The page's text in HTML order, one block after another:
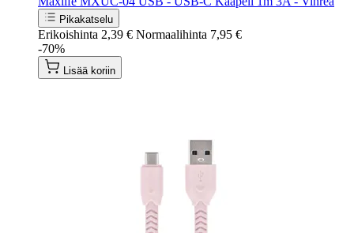
Pikakatselu
Erikoishinta 2,39 € Normaalihinta 7,95 €
-70%
Lisää koriin